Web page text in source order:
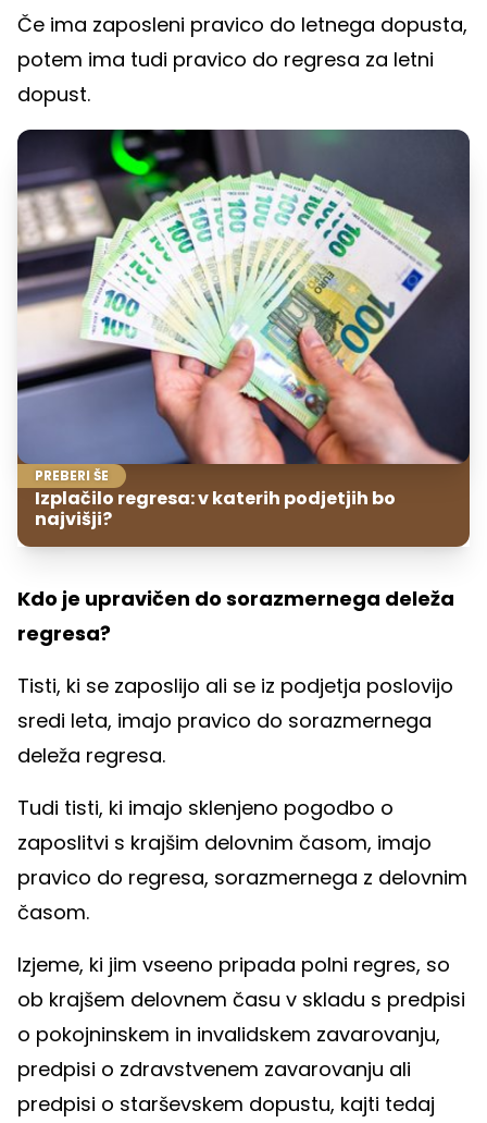
Če ima zaposleni pravico do letnega dopusta,
potem ima tudi pravico do regresa za letni
dopust.
PREBERI ŠE
Izplačilo regresa: v katerih podjetjih bo
najvišji?
Kdo je upravičen do sorazmernega deleža
regresa?
Tisti, ki se zaposlijo ali se iz podjetja poslovijo
sredi leta, imajo pravico do sorazmernega
deleža regresa.
Tudi tisti, ki imajo sklenjeno pogodbo o
zaposlitvi s krajšim delovnim časom, imajo
pravico do regresa, sorazmernega z delovnim
časom.
Izjeme, ki jim vseeno pripada polni regres, so
ob krajšem delovnem času v skladu s predpisi
o pokojninskem in invalidskem zavarovanju,
predpisi o zdravstvenem zavarovanju ali
predpisi o starševskem dopustu, kajti tedaj